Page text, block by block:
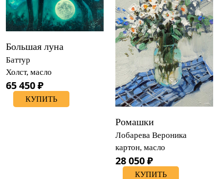
Большая луна
Баттур
Холст, масло
65 450 ₽
КУПИТЬ
Ромашки
Лобарева Вероника
картон, масло
28 050 ₽
КУПИТЬ